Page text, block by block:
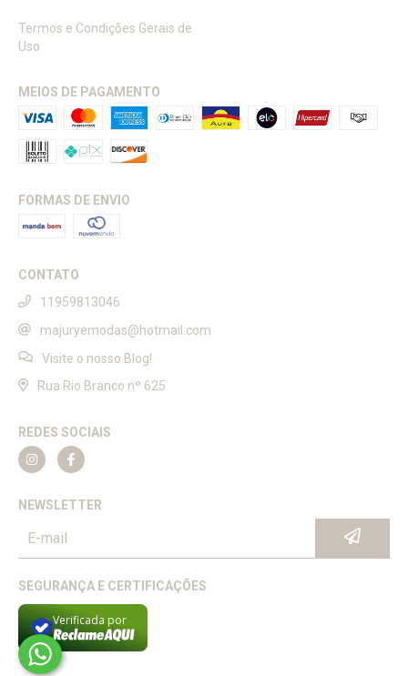
Termos e Condições Gerais de
Uso
MEIOS DE PAGAMENTO
FORMAS DE ENVIO
CONTATO
11959813046
majuryemodas@hotmail.com
Visite o nosso Blog!
Rua Rio Branco nº 625
REDES SOCIAIS
NEWSLETTER
SEGURANÇA E CERTIFICAÇÕES
Verificada por